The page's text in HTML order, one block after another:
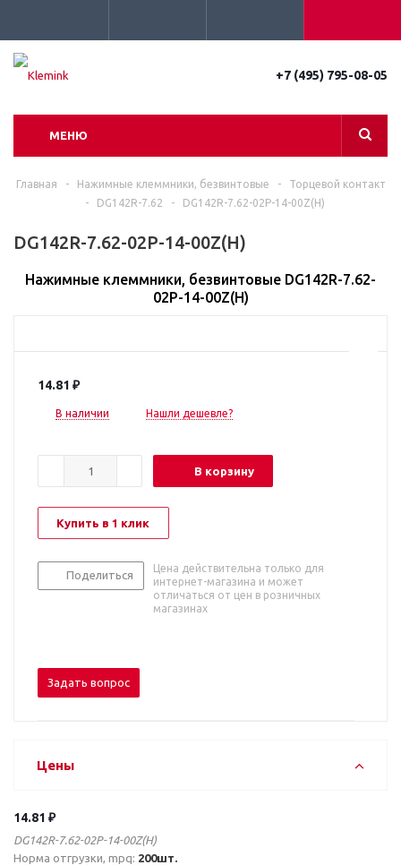
+7 (495) 795-08-05
МЕНЮ
Главная - Нажимные клеммники, безвинтовые -
Торцевой контакт
-
DG142R-7.62 - DG142R-7.62-02P-14-00Z(H)
DG142R-7.62-02P-14-00Z(H)
Нажимные клеммники, безвинтовые DG142R-7.62-
02P-14-00Z(H)
14.81 ₽
В наличии Нашли дешевле?
В корзину
Купить в 1 клик
Поделиться
Цена действительна только для
интернет-магазина и может
отличаться от цен в розничных
магазинах
Задать вопрос
Цены
14.81 ₽
DG142R-7.62-02P-14-00Z(H)
Норма отгрузки, mpq: 200шт.